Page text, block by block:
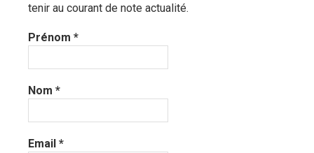
tenir au courant de note actualité.
Prénom *
Nom *
Email *